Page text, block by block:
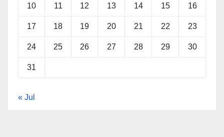
10 11 12 13 14 15 16
17 18 19 20 21 22 23
24 25 26 27 28 29 30
31
« Jul